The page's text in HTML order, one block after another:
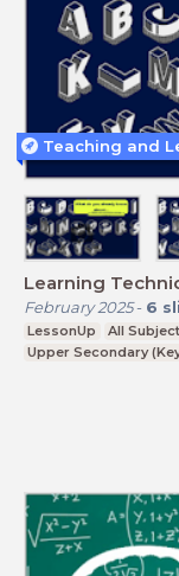
February 2025- 6
LessonUp All
Upper Secondary
Teaching and